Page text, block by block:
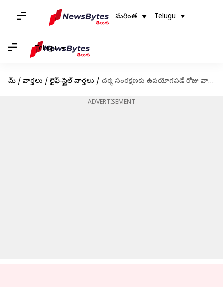
మరింత Telugu
Telugu
హోమ్ / వార్తలు / లైఫ్-స్టైల్ వార్తలు / చర్మ సంరక్షణకు ఉపయోగపడే రోజు వారి ఆహారాలు
ADVERTISEMENT